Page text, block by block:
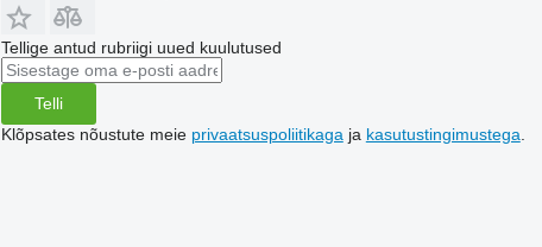
Tellige antud rubriigi uued kuulutused
Telli
Klõpsates nõustute meie privaatsuspoliitikaga ja kasutustingimustega